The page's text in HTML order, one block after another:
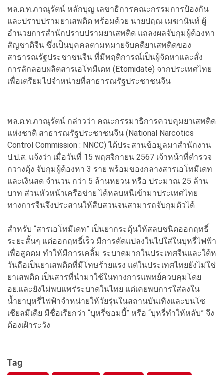
พล.ต.ท.ภาณุรัตน์ หลักบุญ เลขาธิการคณะกรรมการป้องกัน
และปราบปรามยาเสพติด พร้อมด้วย นายปฤณ เมฆานันท์ ผู้
อำนวยการสำนักปราบปรามยาเสพติด แถลงผลจับกุมผู้ต้องหา
สัญชาติจีน ซึ่งเป็นบุคคลตามหมายจับคดียาเสพติดของ
สาธารณรัฐประชาชนจีน ที่มีพฤติการณ์เป็นผู้จัดหาและสั่ง
การลักลอบผลิตสารเอโทมีเดท (Etomidate) จากประเทศไทย
เพื่อเตรียมไปจำหน่ายที่สาธารณรัฐประชาชนจีน
พล.ต.ท.ภาณุรัตน์ กล่าวว่า คณะกรรมาธิการควบคุมยาเสพติด
แห่งชาติ สาธารณรัฐประชาชนจีน (National Narcotics
Control Commission : NNCC) ได้ประสานข้อมูลมาสำนักงาน
ป.ป.ส. แจ้งว่า เมื่อวันที่ 15 พฤศจิกายน 2567 เจ้าหน้าที่ตำรวจ
กวางตุ้ง จับกุมผู้ต้องหา 3 ราย พร้อมของกลางสารเอโทมีเดท
และเงินสด จำนวน กว่า 5 ล้านหยวน หรือ ประมาณ 25 ล้าน
บาท ส่วนหัวหน้าเครือข่าย ได้หลบหนีเข้ามาประเทศไทย
ทางการจีนจึงประสานให้สืบสวนจนสามารถจับกุมตัวได้
สําหรับ “สารเอโทมีเดท” เป็นยากระตุ้นให้สลบชนิดออกฤทธิ์
ระยะสั้นๆ แต่ออกฤทธิ์เร็ว มีการดัดแปลงในไปใส่ในบุหรี่ไฟฟ้า
เพื่อสูดดม ทำให้มีการเคลิ้ม ระบาดมากในประเทศจีนและใต้ห
วันถือเป็นยาเสพติดที่มีโทษร้ายแรง แต่ในประเทศไทยยังไม่ใช่
ยาเสพติด เป็นสารที่นำมาใช้ในทางการแพทย์ควบคุมโดย
อย.และยังไม่พบแพร่ระบาดในไทย แต่เคยพบการใส่ลงใน
น้ำยาบุหรี่ไฟฟ้าจำหน่ายให้วัยรุ่นในสถานบันเทิงและบนโซ
เชียลมีเดีย มีชื่อเรียกว่า “บุหรี่ซอมบี้” หรือ “บุหรี่ทำให้หลับ” จึง
ต้องเฝ้าระวัง
Tag